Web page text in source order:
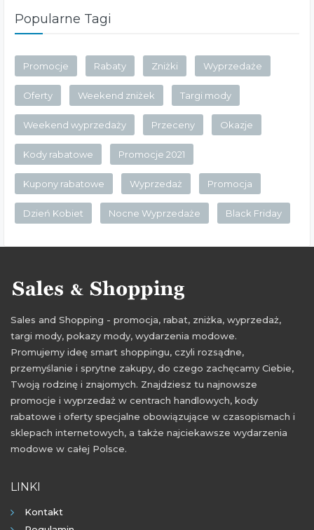
Popularne Tagi
Promocje Rabaty Zniżki Wyprzedaże
Oferty Weekend zniżek Targi mody
Weekend wyprzedaży Przeceny Okazje
Kody rabatowe Promocje 2021
Kupony rabatowe Wyprzedaż Promocja
Dzień Kobiet Nocne Wyprzedaże Black Friday
Sales and Shopping - promocja, rabat, zniżka, wyprzedaż,
targi mody, pokazy mody, wydarzenia modowe.
Promujemy ideę smart shoppingu, czyli rozsądne,
przemyślanie i sprytne zakupy, do czego zachęcamy Ciebie,
Twoją rodzinę i znajomych. Znajdziesz tu najnowsze
promocje i wyprzedaż w centrach handlowych, kody
rabatowe i oferty specjalne obowiązujące w czasopismach i
sklepach internetowych, a także najciekawsze wydarzenia
modowe w całej Polsce.
LINKI
Kontakt